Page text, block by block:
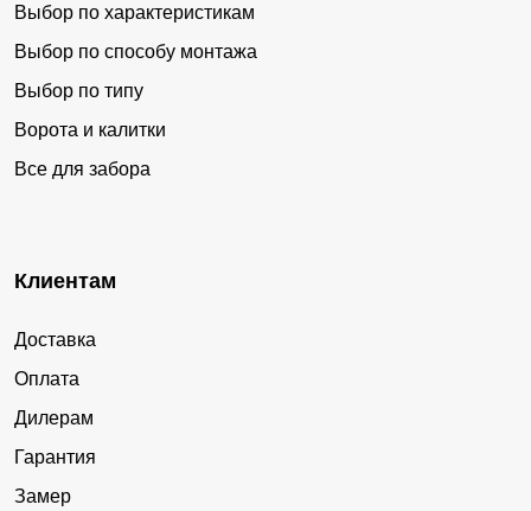
Выбор по характеристикам
Выбор по способу монтажа
Выбор по типу
Ворота и калитки
Все для забора
Клиентам
Доставка
Оплата
Дилерам
Гарантия
Замер